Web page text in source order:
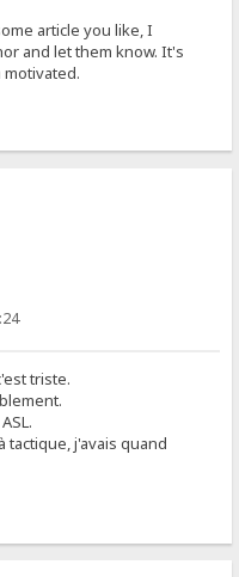
article you like, I
and let them know. It's
triste.
tactique, j'avais quand